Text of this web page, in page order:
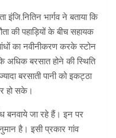
इंजि.नितिन भार्गव ने बताया कि
की पहाड़ियों के बीच सहायक
बांधों का नवीनीकरण करके स्टोन
अधिक बरसात होने की स्थिति
बरसाती पानी को इकट्ठा
हो सके।
बनवाये जा रहे हैं। इन पर
है। इसी प्रकार गांव